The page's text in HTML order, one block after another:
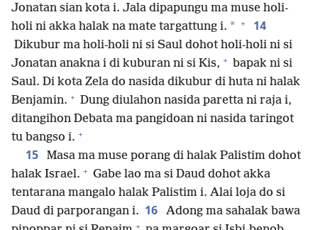
Jonatan sian kota i. Jala dipapungu ma muse holi-
holi ni akka halak na mate targattung i. * + 14
Dikubur ma holi-holi ni si Saul dohot holi-holi ni si
Jonatan anakna i di kuburan ni si Kis, + bapak ni si
Saul. Di kota Zela do nasida dikubur di huta ni halak
Benjamin. + Dung diulahon nasida paretta ni raja i,
ditangihon Debata ma pangidoan ni nasida taringot
tu bangso i. +
15
Masa ma muse porang di halak Palistim dohot
halak Israel. + Gabe lao ma si Daud dohot akka
tentarana mangalo halak Palistim i. Alai loja do si
Daud di parporangan i. 16
Adong ma sahalak bawa
+